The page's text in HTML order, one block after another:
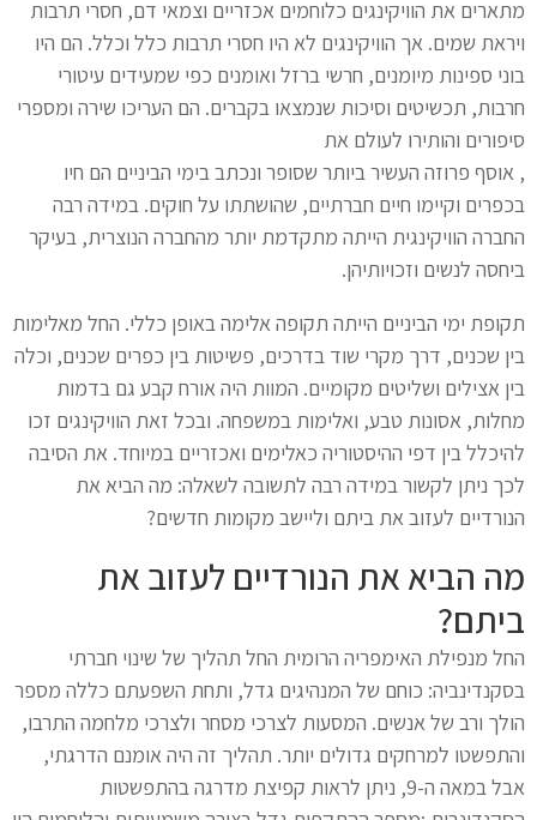
מתארים את הוויקינגים כלוחמים אכזריים וצמאי דם, חסרי תרבות
ויראת שמים. אך הוויקינגים לא היו חסרי תרבות כלל וכלל. הם היו
בוני ספינות מיומנים, חרשי ברזל ואומנים כפי שמעידים עיטורי
חרבות, תכשיטים וסיכות שנמצאו בקברים. הם העריכו שירה ומספרי
סיפורים והותירו לעולם את
, אוסף פרוזה העשיר ביותר שסופר ונכתב בימי הביניים הם חיו
בכפרים וקיימו חיים חברתיים, שהושתתו על חוקים. במידה רבה
החברה הוויקינגית הייתה מתקדמת יותר מהחברה הנוצרית, בעיקר
ביחסה לנשים וזכויותיהן.
תקופת ימי הביניים הייתה תקופה אלימה באופן כללי. החל מאלימות
בין שכנים, דרך מקרי שוד בדרכים, פשיטות בין כפרים שכנים, וכלה
בין אצילים ושליטים מקומיים. המוות היה אורח קבע גם בדמות
מחלות, אסונות טבע, ואלימות במשפחה. ובכל זאת הוויקינגים זכו
להיכלל בין דפי ההיסטוריה כאלימים ואכזריים במיוחד. את הסיבה
לכך ניתן לקשור במידה רבה לתשובה לשאלה: מה הביא את
הנורדיים לעזוב את ביתם וליישב מקומות חדשים?
מה הביא את הנורדיים לעזוב את
ביתם?
החל מנפילת האימפריה הרומית החל תהליך של שינוי חברתי
בסקנדינביה: כוחם של המנהיגים גדל, ותחת השפעתם כללה מספר
הולך ורב של אנשים. המסעות לצרכי מסחר ולצרכי מלחמה התרבו,
והתפשטו למרחקים גדולים יותר. תהליך זה היה אומנם הדרגתי,
אבל במאה ה-9, ניתן לראות קפיצת מדרגה בהתפשטות